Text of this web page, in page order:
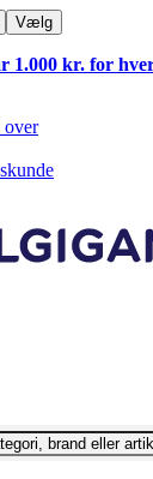
Vælg
1.000 kr. for
over